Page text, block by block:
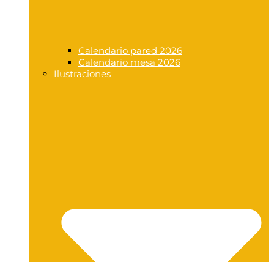
Calendario pared 2026
Calendario mesa 2026
Ilustraciones